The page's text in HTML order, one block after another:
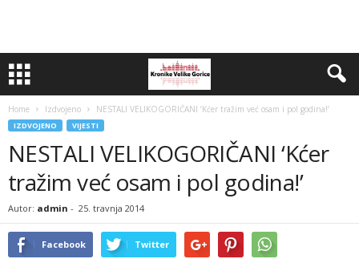
Home Izdvojeno NESTALI VELIKOGORIČANI ‘Kćer tražim već osam i pol godina!’
IZDVOJENO VIJESTI
NESTALI VELIKOGORIČANI ‘Kćer
tražim već osam i pol godina!’
Autor: admin - 25. travnja 2014
Facebook Twitter